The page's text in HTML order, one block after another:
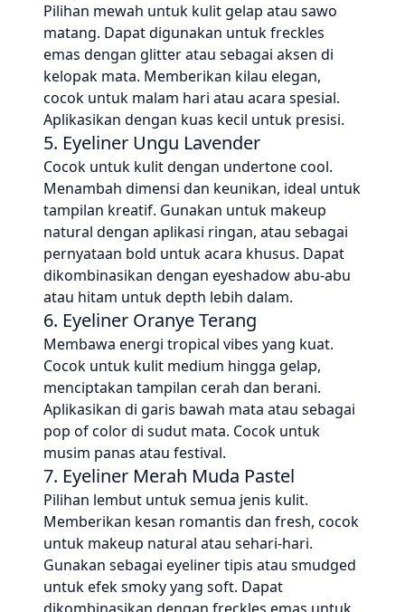
Pilihan mewah untuk kulit gelap atau sawo
matang. Dapat digunakan untuk freckles
emas dengan glitter atau sebagai aksen di
kelopak mata. Memberikan kilau elegan,
cocok untuk malam hari atau acara spesial.
Aplikasikan dengan kuas kecil untuk presisi.
5. Eyeliner Ungu Lavender
Cocok untuk kulit dengan undertone cool.
Menambah dimensi dan keunikan, ideal untuk
tampilan kreatif. Gunakan untuk makeup
natural dengan aplikasi ringan, atau sebagai
pernyataan bold untuk acara khusus. Dapat
dikombinasikan dengan eyeshadow abu-abu
atau hitam untuk depth lebih dalam.
6. Eyeliner Oranye Terang
Membawa energi tropical vibes yang kuat.
Cocok untuk kulit medium hingga gelap,
menciptakan tampilan cerah dan berani.
Aplikasikan di garis bawah mata atau sebagai
pop of color di sudut mata. Cocok untuk
musim panas atau festival.
7. Eyeliner Merah Muda Pastel
Pilihan lembut untuk semua jenis kulit.
Memberikan kesan romantis dan fresh, cocok
untuk makeup natural atau sehari-hari.
Gunakan sebagai eyeliner tipis atau smudged
untuk efek smoky yang soft. Dapat